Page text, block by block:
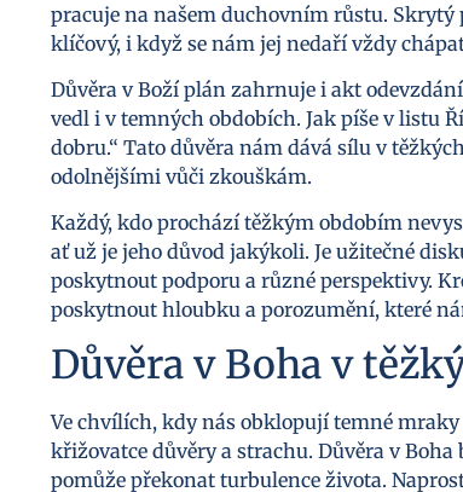
pracuje na našem duchovním růstu.
klíčový, i když se nám jej nedaří vždy
Důvěra v Boží plán zahrnuje i akt
vedl i v temných obdobích. Jak píše v listu
dobru.“ Tato důvěra nám dává sílu v
odolnějšími vůči zkouškám.
Každý, kdo prochází těžkým obdobím
ať už je jeho důvod jakýkoli. Je užitečné
poskytnout podporu a různé perspektivy.
poskytnout hloubku a porozumění, které
Důvěra v Boha v
Ve chvílích, kdy nás obklopují temné
křižovatce důvěry a strachu. Důvěra v
pomůže překonat turbulence života.